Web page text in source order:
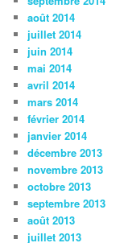
août 2014
juillet 2014
juin 2014
mai 2014
avril 2014
mars 2014
février 2014
janvier 2014
décembre 2013
novembre 2013
octobre 2013
septembre 2013
août 2013
juillet 2013